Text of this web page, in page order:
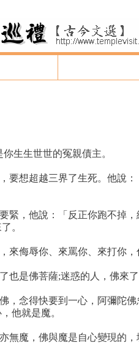
生生世世的冤親債主。
想超越三界了生死。他說：
，他說：「反正你跑不掉，
。
侮辱你、來罵你、來打你，
是佛菩薩;迷惑的人，佛來
念得快要到一心，阿彌陀佛
他就是魔。
魔，佛與魔是自心變現的，